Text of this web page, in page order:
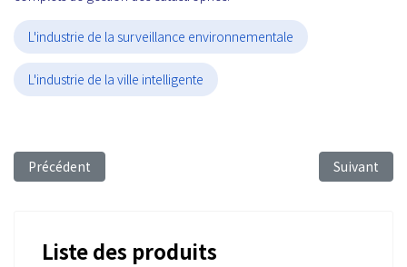
L'industrie de la surveillance environnementale
L'industrie de la ville intelligente
Article précédent : FBG Sensing Technology for SHM of Wind
Précédent Article
Suivant
Liste des produits